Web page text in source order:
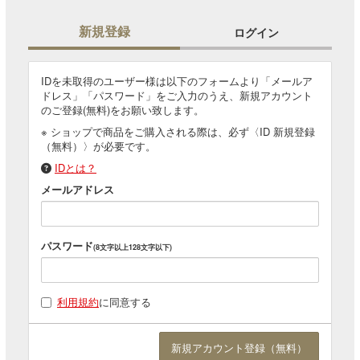
新規登録 ログイン
IDを未取得のユーザー様は以下のフォームより「メールア
ドレス」「パスワード」をご入力のうえ、新規アカウント
のご登録(無料)をお願い致します。
※ ショップで商品をご購入される際は、必ず〈ID 新規登録
（無料）〉が必要です。
IDとは？
メールアドレス
パスワード(8文字以上128文字以下)
利用規約に同意する